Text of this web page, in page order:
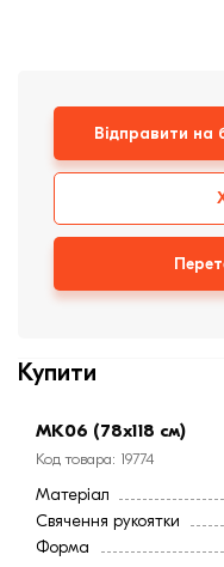
Будівельні
Відправити на
Купити
MК06 (78х118 см)
Код товара: 19774
Матеріал
Свячення рукоятки
Форма